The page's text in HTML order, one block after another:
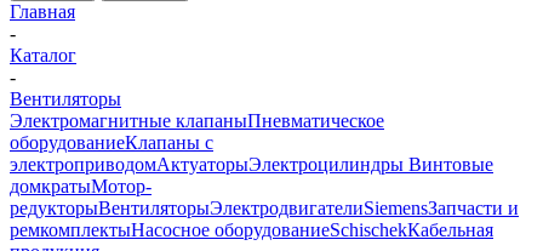
Главная
-
Каталог
-
Вентиляторы
Электромагнитные клапаныПневматическое
оборудованиеКлапаны с
электроприводомАктуаторыЭлектроцилиндры Винтовые
домкратыМотор-
редукторыВентиляторыЭлектродвигателиSiemensЗапчасти и
ремкомплектыНасосное оборудованиеSchischekКабельная